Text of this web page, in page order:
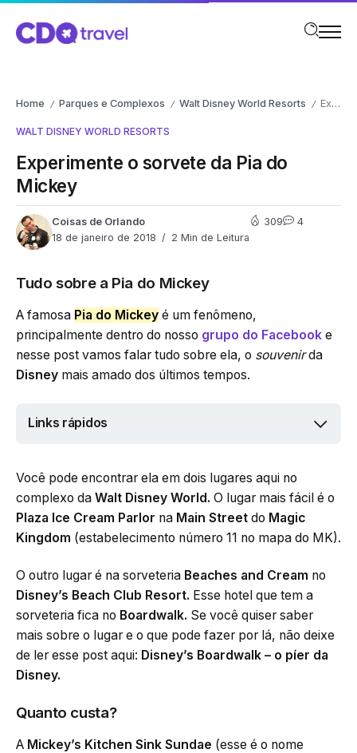
Home / Parques e Complexos / Walt Disney World Resorts / Experimente o sorvete da Pia do Mickey
WALT DISNEY WORLD RESORTS
Experimente o sorvete da Pia do
Mickey
Coisas de Orlando
18 de janeiro de 2018
2 Min de Leitura
309 4
Tudo sobre a Pia do Mickey
A famosa Pia do Mickey é um fenômeno,
principalmente dentro do nosso grupo do Facebook e
nesse post vamos falar tudo sobre ela, o souvenirda
Disney mais amado dos últimos tempos.
Links rápidos
Você pode encontrar ela em dois lugares aqui no
complexo da Walt Disney World. O lugar mais fácil é o
Plaza Ice Cream Parlor na Main Street do Magic
Kingdom (estabelecimento número 11 no mapa do MK).
O outro lugar é na sorveteria Beaches and Cream no
Disney’s Beach Club Resort. Esse hotel que tem a
sorveteria fica no Boardwalk. Se você quiser saber
mais sobre o lugar e o que pode fazer por lá, não deixe
de ler esse post aqui: Disney’s Boardwalk – o píer da
Disney.
Quanto custa?
A Mickey’s Kitchen Sink Sundae (esse é o nome